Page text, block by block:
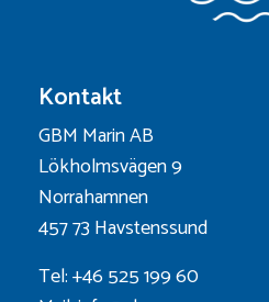
Kontakt
GBM Marin AB
Lökholmsvägen 9
Norrahamnen
457 73 Havstenssund
Tel: +46 525 199 60